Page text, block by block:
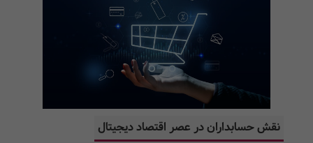
نقش حسابداران در عصر اقتصاد دیجیتال